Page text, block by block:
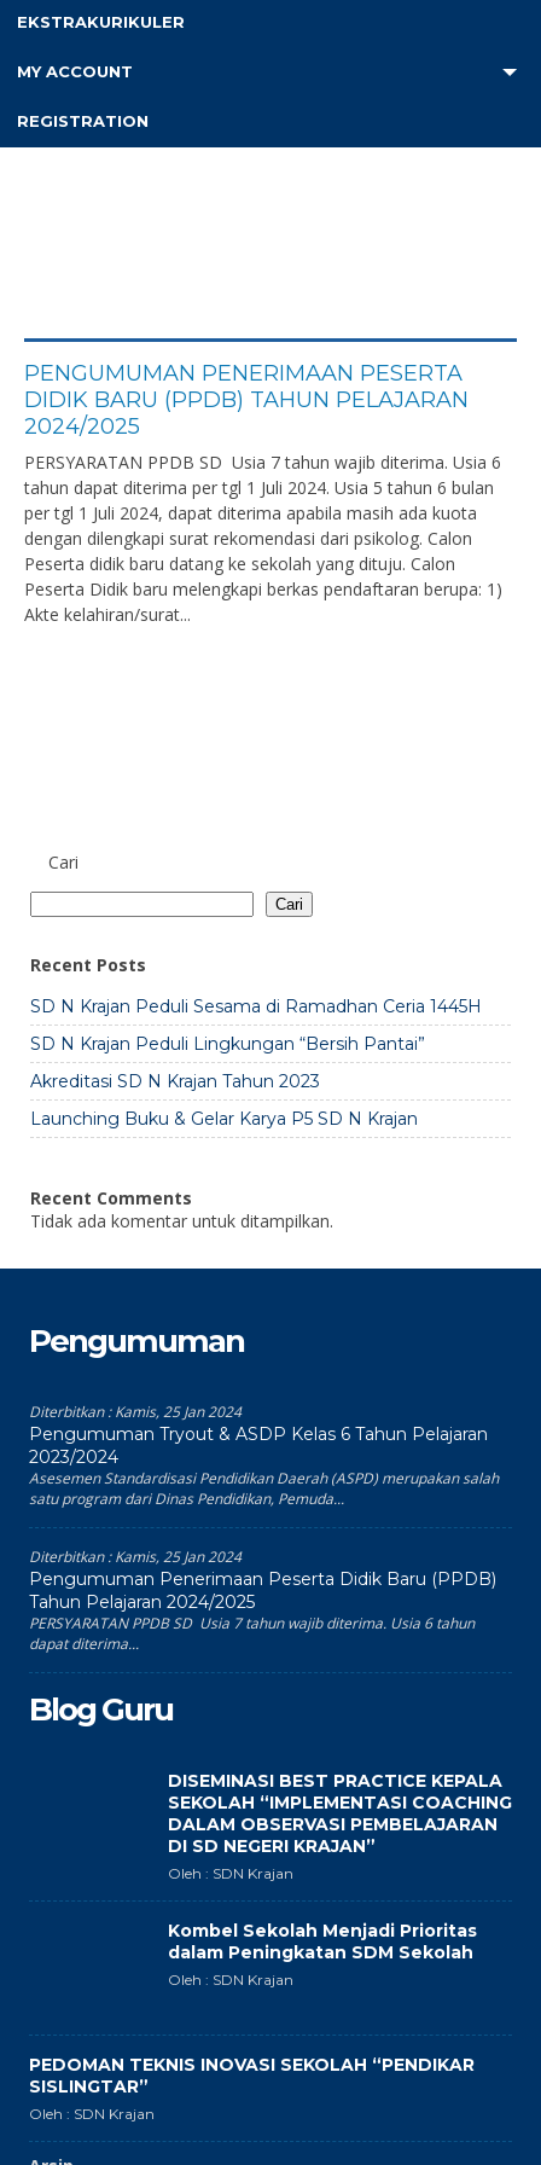
EKSTRAKURIKULER
MY ACCOUNT
REGISTRATION
PENGUMUMAN PENERIMAAN PESERTA
DIDIK BARU (PPDB) TAHUN PELAJARAN
2024/2025
PERSYARATAN PPDB SD Usia 7 tahun wajib diterima. Usia 6
tahun dapat diterima per tgl 1 Juli 2024. Usia 5 tahun 6 bulan
per tgl 1 Juli 2024, dapat diterima apabila masih ada kuota
dengan dilengkapi surat rekomendasi dari psikolog. Calon
Peserta didik baru datang ke sekolah yang dituju. Calon
Peserta Didik baru melengkapi berkas pendaftaran berupa: 1)
Akte kelahiran/surat...
Cari
Cari
Recent Posts
SD N Krajan Peduli Sesama di Ramadhan Ceria 1445H
SD N Krajan Peduli Lingkungan “Bersih Pantai”
Akreditasi SD N Krajan Tahun 2023
Launching Buku & Gelar Karya P5 SD N Krajan
Recent Comments
Tidak ada komentar untuk ditampilkan.
Pengumuman
Diterbitkan :Kamis, 25 Jan 2024
Pengumuman Tryout & ASDP Kelas 6 Tahun Pelajaran
2023/2024
Asesemen Standardisasi Pendidikan Daerah (ASPD) merupakan salah
satu program dari Dinas Pendidikan, Pemuda...
Diterbitkan :Kamis, 25 Jan 2024
Pengumuman Penerimaan Peserta Didik Baru (PPDB)
Tahun Pelajaran 2024/2025
PERSYARATAN PPDB SD Usia 7 tahun wajib diterima. Usia 6 tahun
dapat diterima...
Blog Guru
DISEMINASI BEST PRACTICE KEPALA
SEKOLAH “IMPLEMENTASI COACHING
DALAM OBSERVASI PEMBELAJARAN
DI SD NEGERI KRAJAN”
Oleh : SDN Krajan
Kombel Sekolah Menjadi Prioritas
dalam Peningkatan SDM Sekolah
Oleh : SDN Krajan
PEDOMAN TEKNIS INOVASI SEKOLAH “PENDIKAR
SISLINGTAR”
Oleh : SDN Krajan